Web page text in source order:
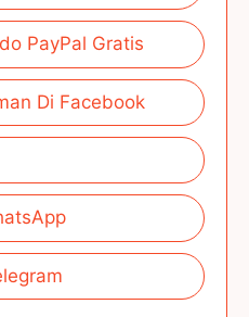
PayPal Gratis
Di Facebook